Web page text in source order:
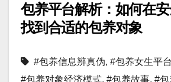
包养平台解析：如何在
找到合适的包养对象
#包养信息辨真伪, #包养女生平
#包养对象经济模式, #包养故事, #包